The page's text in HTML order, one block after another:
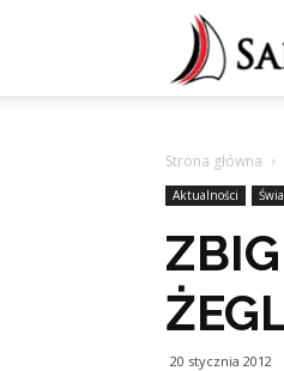
Strona główna
Aktualności
20 stycznia 2012